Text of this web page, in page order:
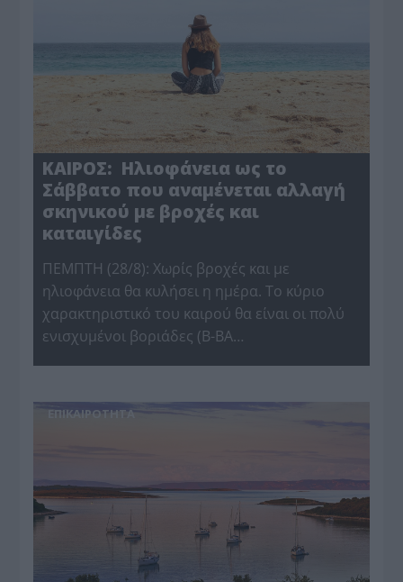
ΚΑΙΡΟΣ: Ηλιοφάνεια ως το
Σάββατο που αναμένεται αλλαγή
σκηνικού με βροχές και
καταιγίδες
ΠΕΜΠΤΗ (28/8): Χωρίς βροχές και με
ηλιοφάνεια θα κυλήσει η ημέρα. Το κύριο
χαρακτηριστικό του καιρού θα είναι οι πολύ
ενισχυμένοι βοριάδες (Β-ΒΑ…
ΕΠΙΚΑΙΡΟΤΗΤΑ